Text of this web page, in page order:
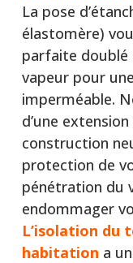
La pose
élastomère)
parfaite doublé
vapeur pour
imperméable.
d’une
construction
protection de
pénétration du
endommager
L’isolation du
habitation a